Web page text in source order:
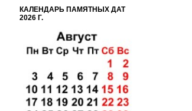
КАЛЕНДАРЬ ПАМЯТНЫХ ДАТ
2026 Г.